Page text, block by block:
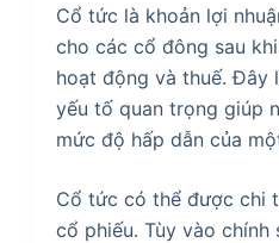
Cổ tức là khoản lợi
cho các cổ đông sau
hoạt động và thuế. Đây
yếu tố quan trọng giúp
mức độ hấp dẫn của
Cổ tức có thể được chi
cổ phiếu. Tùy vào